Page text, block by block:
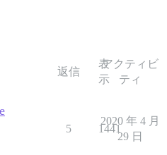
返信
表
示
アクティビ
ティ
5 1441
2020 年 4 月
29 日